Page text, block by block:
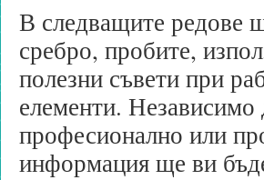
В следващите редове
сребро, пробите,
полезни съвети при
елементи. Независимо
професионално или
информация ще ви